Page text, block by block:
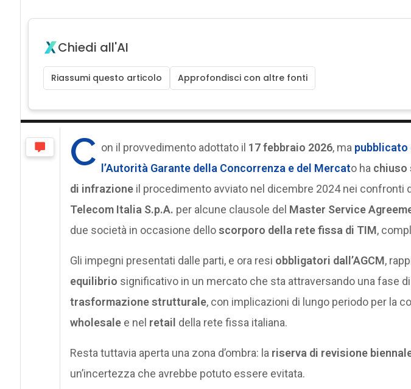
Chiedi all'AI
Riassumi questo articolo Approfondisci con altre fonti
C on il provvedimento adottato il 17 febbraio 2026, ma pubblicato
l’Autorità Garante della Concorrenza e del Mercato ha chiuso
di infrazioneil procedimento avviato nel dicembre 2024 nei confronti
Telecom Italia S.p.A. per alcune clausole del Master Service
due società in occasione delloscorporo della rete fissa di TIM,
Gli impegni presentati dalle parti, e ora resi obbligatori dall’AGCM,
equilibrio significativo in un mercato che sta attraversando una fase di
trasformazione strutturale, con implicazioni di lungo periodo per la
wholesalee nel retail della rete fissa italiana.
Resta tuttavia aperta una zona d’ombra: la riserva di revisione
un’incertezza che avrebbe potuto essere evitata.